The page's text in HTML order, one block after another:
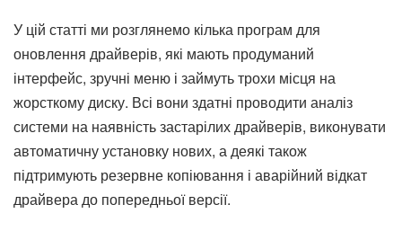
У цій статті ми розглянемо кілька програм для
оновлення драйверів, які мають продуманий
інтерфейс, зручні меню і займуть трохи місця на
жорсткому диску. Всі вони здатні проводити аналіз
системи на наявність застарілих драйверів, виконувати
автоматичну установку нових, а деякі також
підтримують резервне копіювання і аварійний відкат
драйвера до попередньої версії.